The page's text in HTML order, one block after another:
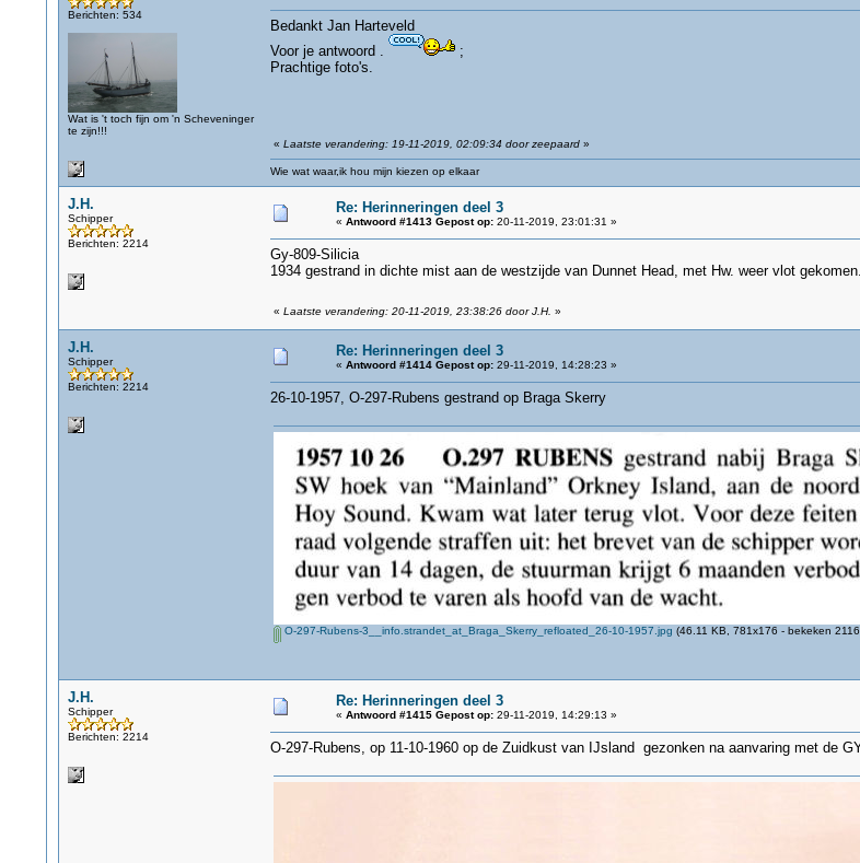
Berichten: 534
Wat is 't toch fijn om 'n Scheveninger
te zijn!!!
Bedankt Jan Harteveld
Voor je antwoord .
;
Prachtige foto's.
« Laatste verandering: 19-11-2019, 02:09:34 door zeepaard»
Wie wat waar,ik hou mijn kiezen op elkaar
J.H.
Schipper
Berichten: 2214
Re: Herinneringen deel 3
« Antwoord #1413 Gepost op:20-11-2019, 23:01:31 »
Gy-809-Silicia
1934 gestrand in dichte mist aan de westzijde van Dunnet Head, met Hw. weer vlot gekomen.
« Laatste verandering: 20-11-2019, 23:38:26 door J.H. »
J.H.
Schipper
Berichten: 2214
Re: Herinneringen deel 3
« Antwoord #1414 Gepost op:29-11-2019, 14:28:23 »
26-10-1957, O-297-Rubens gestrand op Braga Skerry
O-297-Rubens-3__info.strandet_at_Braga_Skerry_refloated_26-10-1957.jpg (46.11 KB, 781x176 - bekeken
J.H.
Schipper
Berichten: 2214
Re: Herinneringen deel 3
« Antwoord #1415 Gepost op:29-11-2019, 14:29:13 »
O-297-Rubens, op 11-10-1960 op de Zuidkust van IJsland gezonken na aanvaring met de